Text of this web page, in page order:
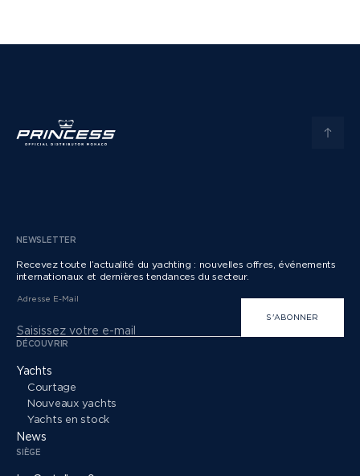
NEWSLETTER
Recevez toute l’actualité du yachting : nouvelles offres, événements
internationaux et dernières tendances du secteur.
Adresse E-Mail
S'ABONNER
DÉCOUVRIR
Yachts
Courtage
Nouveaux yachts
Yachts en stock
News
SIÈGE